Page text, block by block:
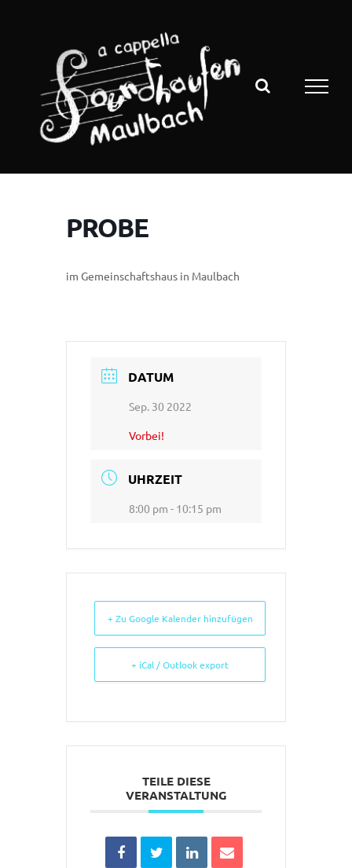
PROBE
im Gemeinschaftshaus in Maulbach
DATUM
Sep. 30 2022
Vorbei!
UHRZEIT
8:00 pm - 10:15 pm
+ Zu Google Kalender hinzufügen
+ iCal / Outlook export
TEILE DIESE
VERANSTALTUNG